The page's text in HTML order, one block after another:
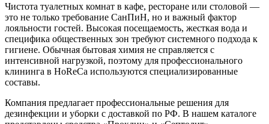
Чистота туалетных комнат в кафе, ресторане или столовой —
это не только требование СанПиН, но и важный фактор
лояльности гостей. Высокая посещаемость, жесткая вода и
специфика общественных зон требуют системного подхода к
гигиене. Обычная бытовая химия не справляется с
интенсивной нагрузкой, поэтому для профессионального
клининга в HoReCa используются специализированные
составы.
Компания предлагает профессиональные решения для
дезинфекции и уборки с доставкой по РФ. В нашем каталоге